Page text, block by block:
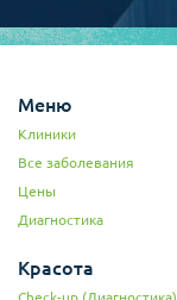
Меню
Клиники
Все заболевания
Цены
Диагностика
Красота